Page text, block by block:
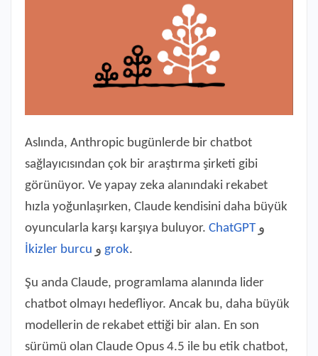
Aslında, Anthropic bugünlerde bir chatbot
sağlayıcısından çok bir araştırma şirketi gibi
görünüyor. Ve yapay zeka alanındaki rekabet
hızla yoğunlaşırken, Claude kendisini daha büyük
oyuncularla karşı karşıya buluyor. ChatGPT و
İkizler burcu
grok.
Şu anda Claude, programlama alanında lider
chatbot olmayı hedefliyor. Ancak bu, daha büyük
modellerin de rekabet ettiği bir alan. En son
sürümü olan Claude Opus 4.5 ile bu etik chatbot,